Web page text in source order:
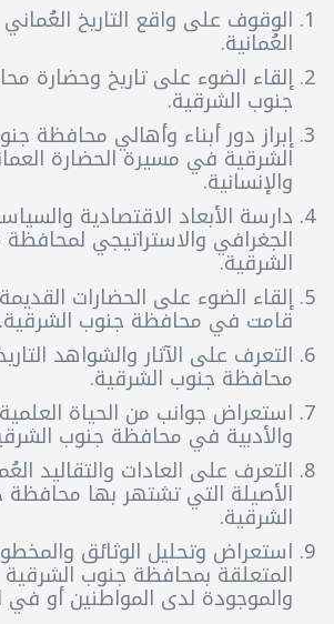
الوقوف على واقع التاريخ
العُمانية.
إلقاء الضوء على تاريخ وحضارة
جنوب الشرقية.
إبراز دور أبناء وأهالي محافظة
الشرقية في مسيرة الحضارة
والإنسانية.
دارسة الأبعاد الاقتصادية
الجغرافي والاستراتيجي
الشرقية.
إلقاء الضوء على الحضارات
قامت في محافظة جنوب الشرقية.
التعرف على الآثار والشواهد
محافظة جنوب الشرقية.
استعراض جوانب من الحياة
والأدبية في محافظة جنوب
التعرف على العادات والتقاليد
الأصيلة التي تشتهر بها
الشرقية.
استعراض وتحليل الوثائق
المتعلقة بمحافظة جنوب الشرقية
والموجودة لدى المواطنين أو في